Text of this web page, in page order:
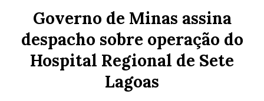
Governo de Minas assina
despacho sobre operação do
Hospital Regional de Sete
Lagoas